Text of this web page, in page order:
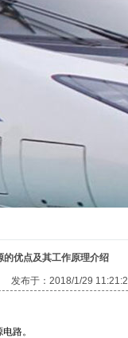
的优点及其工作原理介绍
发布于：2018/1/29
路。